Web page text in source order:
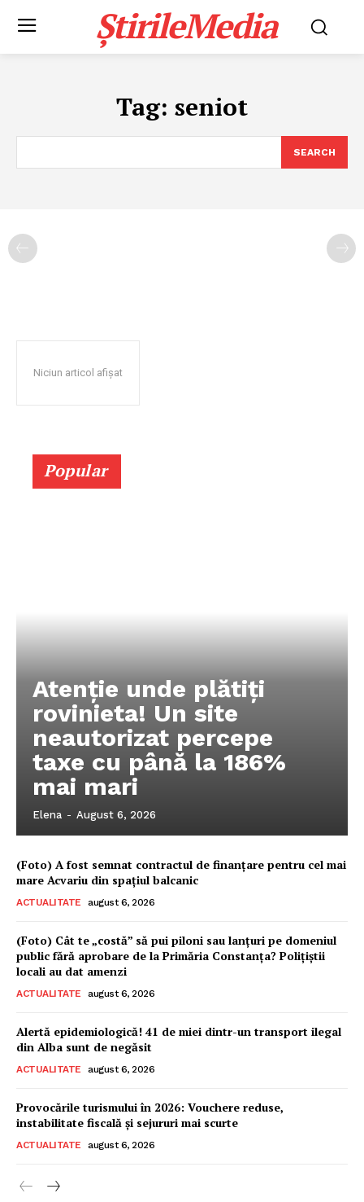
exclusiv!
ȘtirileMedia
Tag: seniot
SEARCH
Niciun articol afișat
Popular
Atenție unde plătiți
rovinieta! Un site
neautorizat percepe
taxe cu până la 186%
mai mari
Elena - August 6, 2026
(Foto) A fost semnat contractul de finanțare pentru cel mai
mare Acvariu din spațiul balcanic
ACTUALITATE august 6, 2026
(Foto) Cât te „costă” să pui piloni sau lanțuri pe domeniul
public fără aprobare de la Primăria Constanța? Polițiștii
locali au dat amenzi
ACTUALITATE august 6, 2026
Alertă epidemiologică! 41 de miei dintr-un transport ilegal
din Alba sunt de negăsit
ACTUALITATE august 6, 2026
Provocările turismului în 2026: Vouchere reduse,
instabilitate fiscală și sejururi mai scurte
ACTUALITATE august 6, 2026